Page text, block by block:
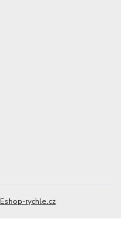
Eshop-rychle.cz